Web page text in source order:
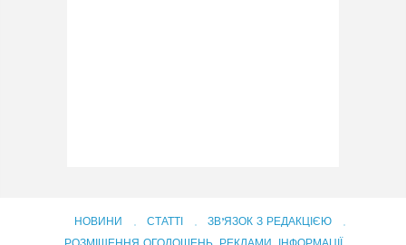
НОВИНИ СТАТТІ
ЗВ’ЯЗОК З РЕДАКЦІЄЮ